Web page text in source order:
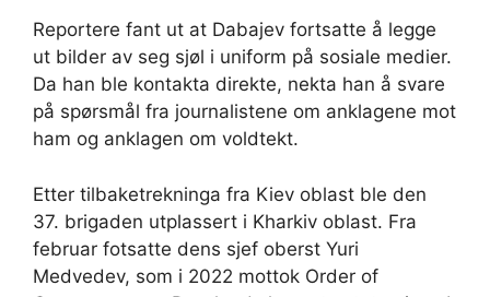
Reportere fant ut at Dabajev fortsatte å legge
ut bilder av seg sjøl i uniform på sosiale medier.
Da han ble kontakta direkte, nekta han å svare
på spørsmål fra journalistene om anklagene mot
ham og anklagen om voldtekt.
Etter tilbaketrekninga fra Kiev oblast ble den
37. brigaden utplassert i Kharkiv oblast. Fra
februar fotsatte dens sjef oberst Yuri
Medvedev, som i 2022 mottok Order of